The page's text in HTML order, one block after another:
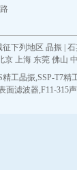
征下列地区 晶振 |
京 上海 东莞 佛山
精工晶振,SSP-T7精
面滤波器,F11-315